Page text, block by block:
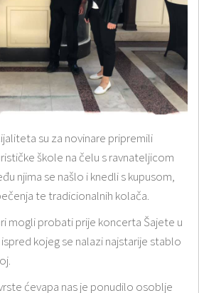
su za novinare pripremili
škole na čelu s ravnateljicom
njima se našlo i knedli s kupusom,
te tradicionalnih kolača.
mogli probati prije koncerta Šajete u
kojeg se nalazi najstarije stablo
ćevapa nas je ponudilo osoblje